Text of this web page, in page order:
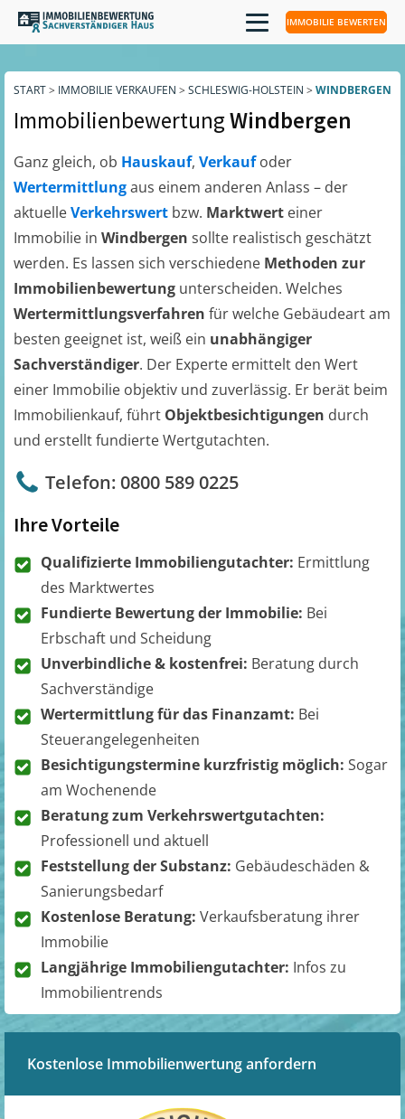
IMMOBILIE BEWERTEN
START> IMMOBILIE VERKAUFEN > SCHLESWIG-HOLSTEIN > WINDBERGEN
ImmobilienbewertungWindbergen
Ganz gleich, ob Hauskauf, Verkaufoder
Wertermittlungaus einem anderen Anlass – der
aktuelleVerkehrswert bzw. Marktwert einer
Immobilie in Windbergen sollte realistisch geschätzt
werden. Es lassen sich verschiedene Methoden zur
Immobilienbewertung unterscheiden. Welches
Wertermittlungsverfahren für welche Gebäudeart am
besten geeignet ist, weiß ein unabhängiger
Sachverständiger. Der Experte ermittelt den Wert
einer Immobilie objektiv und zuverlässig. Er berät beim
Immobilienkauf, führt Objektbesichtigungen durch
und erstellt fundierte Wertgutachten.
Telefon: 0800 589 0225
Ihre Vorteile
Qualifizierte Immobiliengutachter: Ermittlung
des Marktwertes
Fundierte Bewertung der Immobilie: Bei
Erbschaft und Scheidung
Unverbindliche & kostenfrei: Beratung durch
Sachverständige
Wertermittlung für das Finanzamt: Bei
Steuerangelegenheiten
Besichtigungstermine kurzfristig möglich: Sogar
am Wochenende
Beratung zum Verkehrswertgutachten:
Professionell und aktuell
Feststellung der Substanz: Gebäudeschäden &
Sanierungsbedarf
Kostenlose Beratung: Verkaufsberatung ihrer
Immobilie
Langjährige Immobiliengutachter: Infos zu
Immobilientrends
Kostenlose Immobilienwertung anfordern